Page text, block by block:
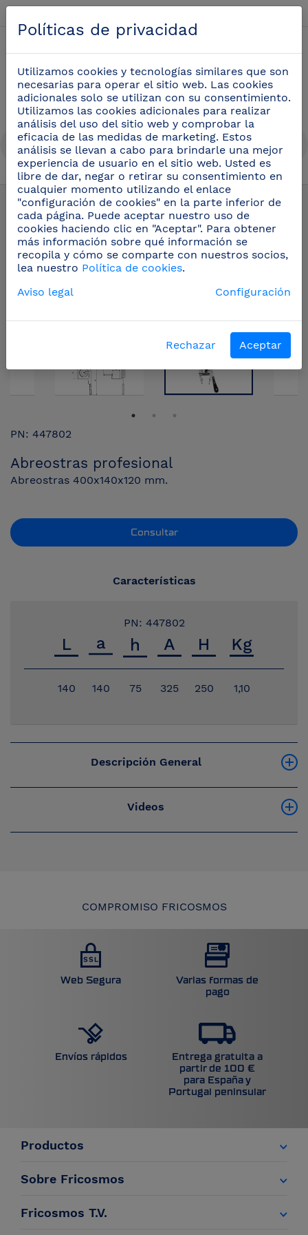
Utensilios cocina profesional (51)
PN: 447802
Abreostras profesional
Abreostras 400x140x120 mm.
Consultar
Características
PN: 447802
140 140 75 325 250 1,10
Descripción General
Videos
COMPROMISO FRICOSMOS
Web Segura
Varias formas de
pago
Envíos rápidos
Entrega gratuita a
partir de 100 €
para España y
Portugal peninsular
Productos
Sobre Fricosmos
Fricosmos T.V.
Políticas de privacidad
Utilizamos cookies y tecnologías similares que son
necesarias para operar el sitio web. Las cookies
adicionales solo se utilizan con su consentimiento.
Utilizamos las cookies adicionales para realizar
análisis del uso del sitio web y comprobar la
eficacia de las medidas de marketing. Estos
análisis se llevan a cabo para brindarle una mejor
experiencia de usuario en el sitio web. Usted es
libre de dar, negar o retirar su consentimiento en
cualquier momento utilizando el enlace
"configuración de cookies" en la parte inferior de
cada página. Puede aceptar nuestro uso de
cookies haciendo clic en "Aceptar". Para obtener
más información sobre qué información se
recopila y cómo se comparte con nuestros socios,
lea nuestro Política de cookies.
Aviso legal
Configuración
Rechazar Aceptar